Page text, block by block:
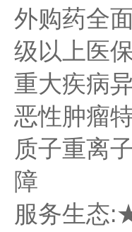
外购药全
级以上医
重大疾病
恶性肿瘤
质子重离
障
服务生